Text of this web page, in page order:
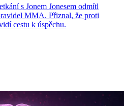
s Jonem Jonesem odmítl
MMA. Přiznal, že proti
cestu k úspěchu.